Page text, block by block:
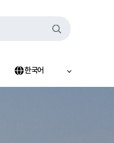
한국어